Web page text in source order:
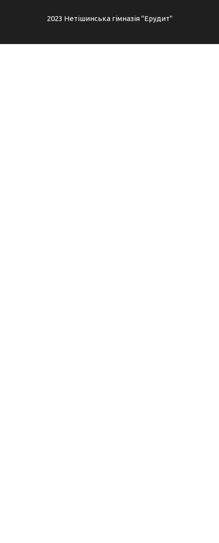
2023 Нетішинська гімназія "Ерудит"